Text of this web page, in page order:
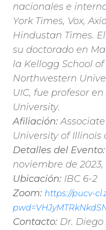
nacionales e
York Times, Vox,
Hindustan Times.
su doctorado en
la Kellogg School
Northwestern
UIC, fue profesor
University.
Afiliación:
University of Illinois
Detalles del Evento:
noviembre de 2023,
Ubicación: IBC 6-2
Zoom: https://pucv-
pwd=
Contacto: Dr.